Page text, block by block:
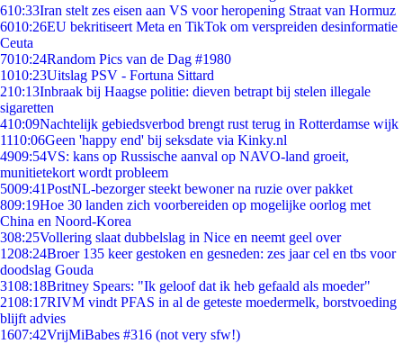
610:33Iran stelt zes eisen aan VS voor heropening Straat van Hormuz
6010:26EU bekritiseert Meta en TikTok om verspreiden desinformatie
Ceuta
7010:24Random Pics van de Dag #1980
1010:23Uitslag PSV - Fortuna Sittard
210:13Inbraak bij Haagse politie: dieven betrapt bij stelen illegale
sigaretten
410:09Nachtelijk gebiedsverbod brengt rust terug in Rotterdamse wijk
1110:06Geen 'happy end' bij seksdate via Kinky.nl
4909:54VS: kans op Russische aanval op NAVO-land groeit,
munitietekort wordt probleem
5009:41PostNL-bezorger steekt bewoner na ruzie over pakket
809:19Hoe 30 landen zich voorbereiden op mogelijke oorlog met
China en Noord-Korea
308:25Vollering slaat dubbelslag in Nice en neemt geel over
1208:24Broer 135 keer gestoken en gesneden: zes jaar cel en tbs voor
doodslag Gouda
3108:18Britney Spears: "Ik geloof dat ik heb gefaald als moeder"
2108:17RIVM vindt PFAS in al de geteste moedermelk, borstvoeding
blijft advies
1607:42VrijMiBabes #316 (not very sfw!)